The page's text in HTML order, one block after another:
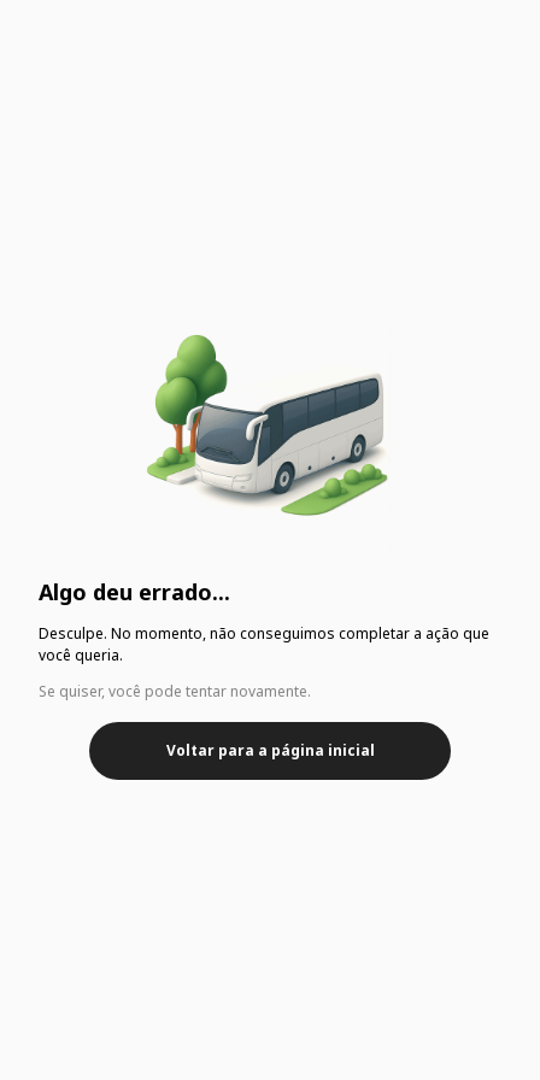
Algo deu errado...
Desculpe. No momento, não conseguimos completar a ação que
você queria.
Se quiser, você pode tentar novamente.
Voltar para a página inicial